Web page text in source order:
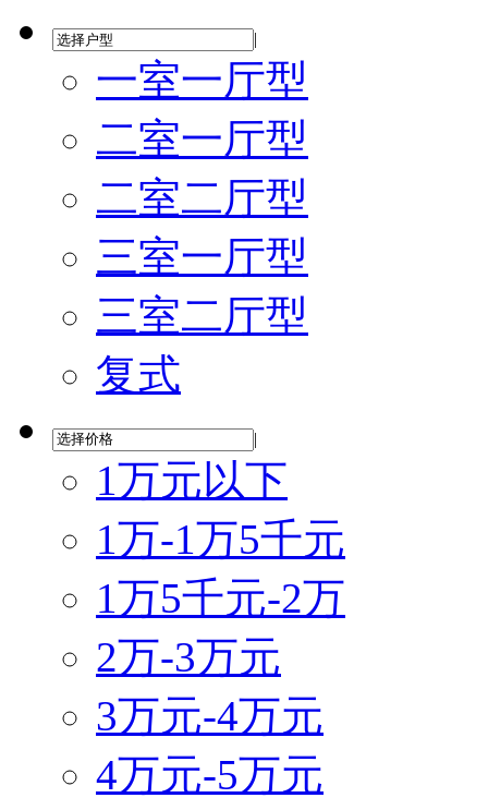
|
一室一厅型
二室一厅型
二室二厅型
三室一厅型
三室二厅型
复式
|
1万元以下
1万-1万5千元
1万5千元-2万
2万-3万元
3万元-4万元
4万元-5万元